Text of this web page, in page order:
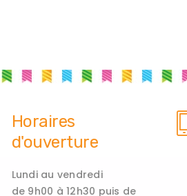
Horaires
d'ouverture
Lundi au vendredi
de 9h00 à 12h30 puis de